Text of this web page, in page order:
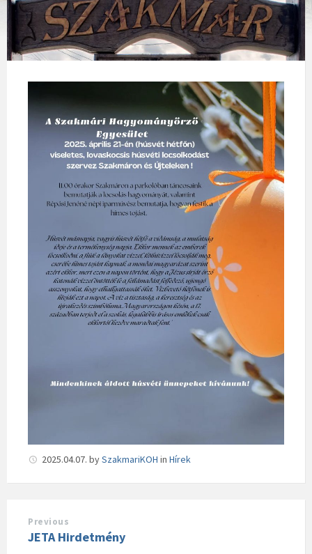
2025.04.07. bySzakmariKOH in Hírek
Previous
JETA Hirdetmény